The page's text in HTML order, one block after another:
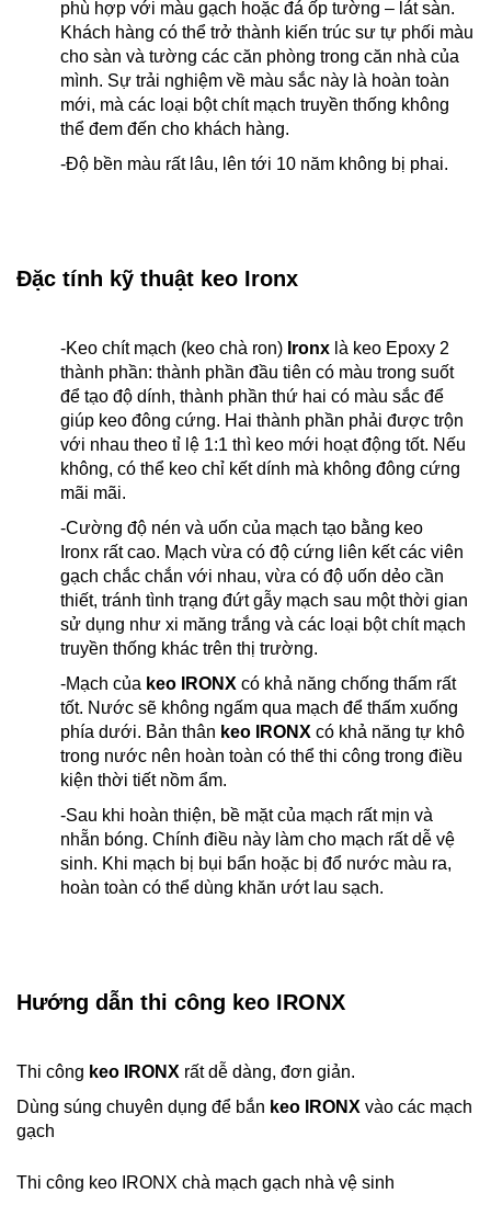
phù hợp với màu gạch hoặc đá ốp tường – lát sàn.
Khách hàng có thể trở thành kiến trúc sư tự phối màu
cho sàn và tường các căn phòng trong căn nhà của
mình. Sự trải nghiệm về màu sắc này là hoàn toàn
mới, mà các loại bột chít mạch truyền thống không
thể đem đến cho khách hàng.
-Độ bền màu rất lâu, lên tới 10 năm không bị phai.
Đặc tính kỹ thuật keo Ironx
-Keo chít mạch (keo chà ron) Ironx là keo Epoxy 2
thành phần: thành phần đầu tiên có màu trong suốt
để tạo độ dính, thành phần thứ hai có màu sắc để
giúp keo đông cứng. Hai thành phần phải được trộn
với nhau theo tỉ lệ 1:1 thì keo mới hoạt động tốt. Nếu
không, có thể keo chỉ kết dính mà không đông cứng
mãi mãi.
-Cường độ nén và uốn của mạch tạo bằng keo
Ironx rất cao. Mạch vừa có độ cứng liên kết các viên
gạch chắc chắn với nhau, vừa có độ uốn dẻo cần
thiết, tránh tình trạng đứt gẫy mạch sau một thời gian
sử dụng như xi măng trắng và các loại bột chít mạch
truyền thống khác trên thị trường.
-Mạch của keo IRONX có khả năng chống thấm rất
tốt. Nước sẽ không ngấm qua mạch để thấm xuống
phía dưới. Bản thân keo IRONX có khả năng tự khô
trong nước nên hoàn toàn có thể thi công trong điều
kiện thời tiết nồm ẩm.
-Sau khi hoàn thiện, bề mặt của mạch rất mịn và
nhẵn bóng. Chính điều này làm cho mạch rất dễ vệ
sinh. Khi mạch bị bụi bẩn hoặc bị đổ nước màu ra,
hoàn toàn có thể dùng khăn ướt lau sạch.
Hướng dẫn thi công keo IRONX
Thi công keo IRONX rất dễ dàng, đơn giản.
Dùng súng chuyên dụng để bắn keo IRONX vào các mạch
gạch
Thi công keo IRONX chà mạch gạch nhà vệ sinh